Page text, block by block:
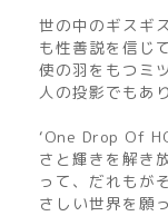
世の中のギスギ
も性善説を信じ
使の羽をもつミ
人の投影でもあ
‘One Drop Of
さと輝きを解き
って、だれもが
さしい世界を願